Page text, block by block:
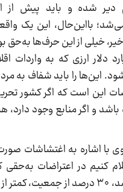
دیر شده و باید پیش از
می‌شد؛ بااین‌حال، این یک
خیلی از این حرف‌ها
بدانند ۱۱ میلیارد دلار ارزی که به
این‌ها را باید شفاف به
این است که اگر کشور
و اگر منابع وجود دارد،
با اشاره به اغتشاشات
کنیم در اعتراضات به‌حقی